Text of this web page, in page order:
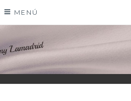
MENÚ